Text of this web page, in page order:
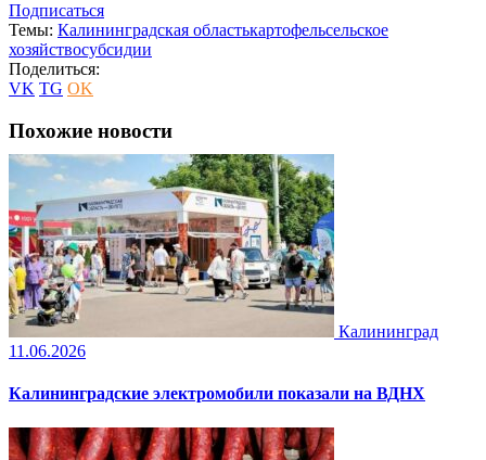
Подписаться
Темы: Калининградская областькартофельсельское
хозяйствосубсидии
Поделиться:
VK TG OK
Похожие новости
Калининград
11.06.2026
Калининградские электромобили показали на ВДНХ